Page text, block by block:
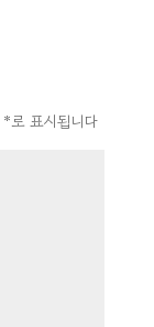
*로 표시됩니다